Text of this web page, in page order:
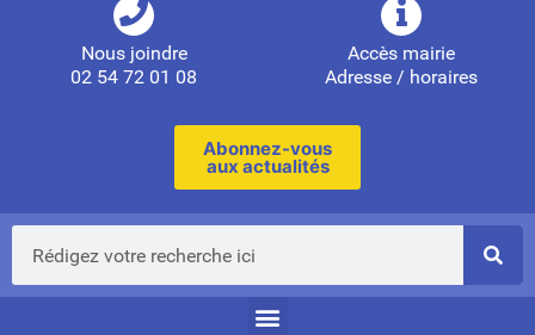
Nous joindre
02 54 72 01 08
Accès mairie
Adresse / horaires
Abonnez-vous
aux actualités